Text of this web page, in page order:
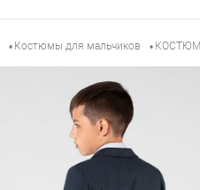
• Костюмы для мальчиков • КОСТЮМ